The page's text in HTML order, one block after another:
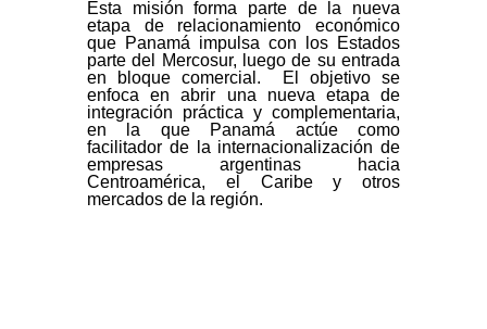
Esta misión forma parte de la nueva
etapa de relacionamiento económico
que Panamá impulsa con los Estados
parte del Mercosur, luego de su entrada
en bloque comercial. El objetivo se
enfoca en abrir una nueva etapa de
integración práctica y complementaria,
en la que Panamá actúe como
facilitador de la internacionalización de
empresas argentinas hacia
Centroamérica, el Caribe y otros
mercados de la región.